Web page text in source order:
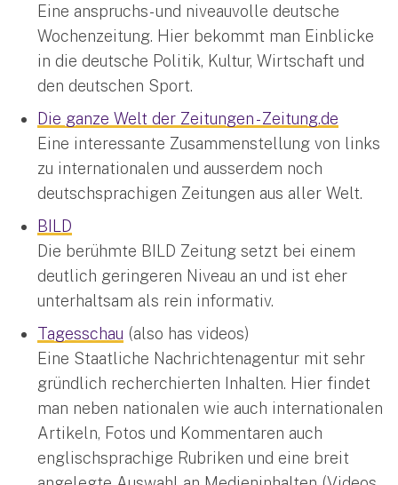
Eine anspruchs- und niveauvolle deutsche
Wochenzeitung. Hier bekommt man Einblicke
in die deutsche Politik, Kultur, Wirtschaft und
den deutschen Sport.
Die ganze Welt der Zeitungen - Zeitung.de
Eine interessante Zusammenstellung von links
zu internationalen und ausserdem noch
deutschsprachigen Zeitungen aus aller Welt.
BILD
Die berühmte BILD Zeitung setzt bei einem
deutlich geringeren Niveau an und ist eher
unterhaltsam als rein informativ.
Tagesschau (also has videos)
Eine Staatliche Nachrichtenagentur mit sehr
gründlich recherchierten Inhalten. Hier findet
man neben nationalen wie auch internationalen
Artikeln, Fotos und Kommentaren auch
englischsprachige Rubriken und eine breit